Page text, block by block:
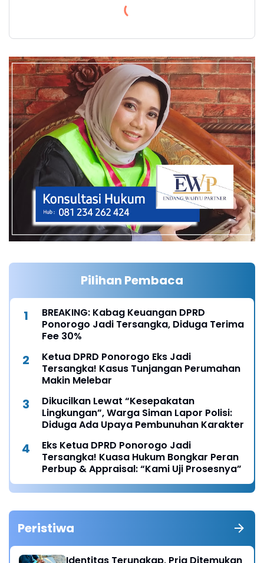
Pilihan Pembaca
BREAKING: Kabag Keuangan DPRD
Ponorogo Jadi Tersangka, Diduga Terima
Fee 30%
Ketua DPRD Ponorogo Eks Jadi
Tersangka! Kasus Tunjangan Perumahan
Makin Melebar
Dikucilkan Lewat “Kesepakatan
Lingkungan”, Warga Siman Lapor Polisi:
Diduga Ada Upaya Pembunuhan Karakter
Eks Ketua DPRD Ponorogo Jadi
Tersangka! Kuasa Hukum Bongkar Peran
Perbup & Appraisal: “Kami Uji Prosesnya”
Peristiwa